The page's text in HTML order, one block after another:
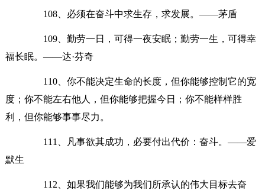
108、必须在奋斗中求生存，求发展。——茅盾
109、勤劳一日，可得一夜安眠；勤劳一生，可得幸
福长眠。——达·芬奇
110、你不能决定生命的长度，但你能够控制它的宽
度；你不能左右他人，但你能够把握今日；你不能样样胜
利，但你能够事事尽力。
111、凡事欲其成功，必要付出代价：奋斗。——爱
默生
112、如果我们能够为我们所承认的伟大目标去奋